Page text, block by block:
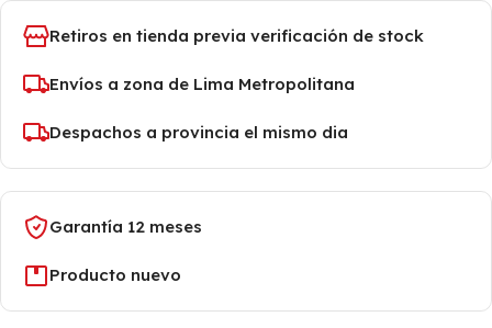
Retiros en tienda previa verificación de stock
Envíos a zona de Lima Metropolitana
Despachos a provincia el mismo dia
Garantía 12 meses
Producto nuevo